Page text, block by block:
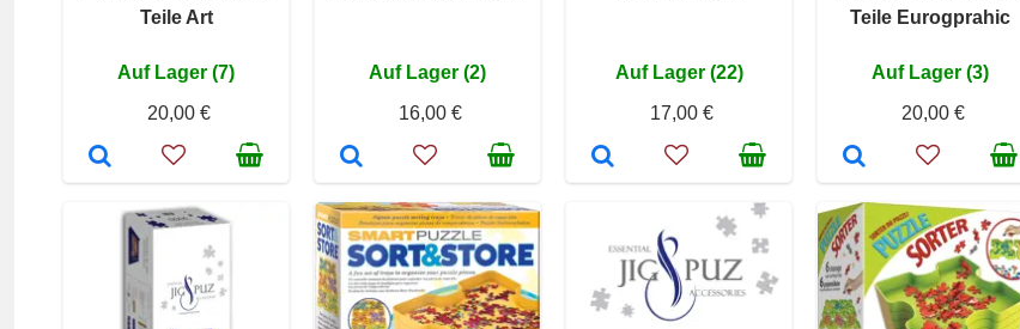
Teile Art
Auf Lager (7)
20,00 €
Auf Lager (2)
16,00 €
Auf Lager (22)
17,00 €
Teile Eurogprahic
Auf Lager (3)
20,00 €